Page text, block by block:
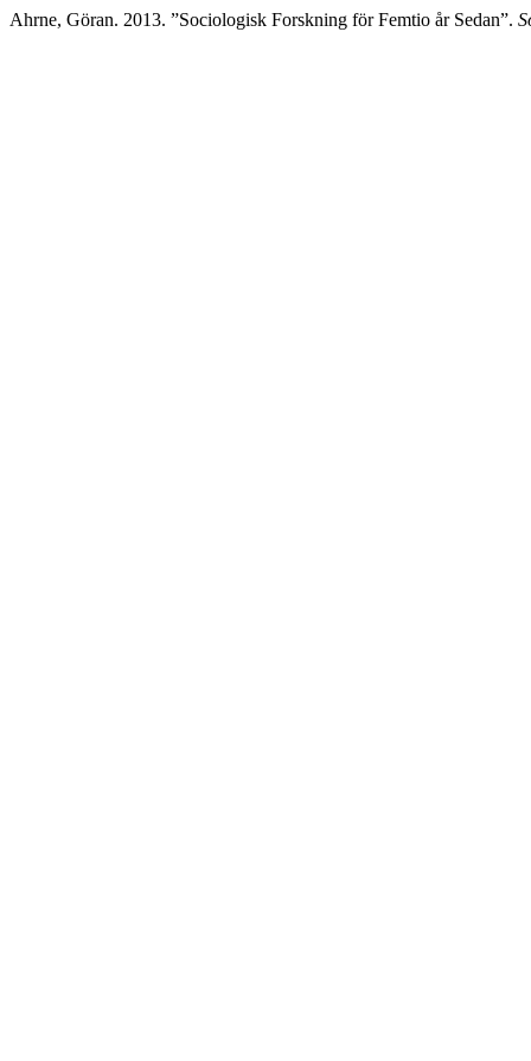
Ahrne, Göran. 2013. ”Sociologisk Forskning för Femtio år Sedan”.